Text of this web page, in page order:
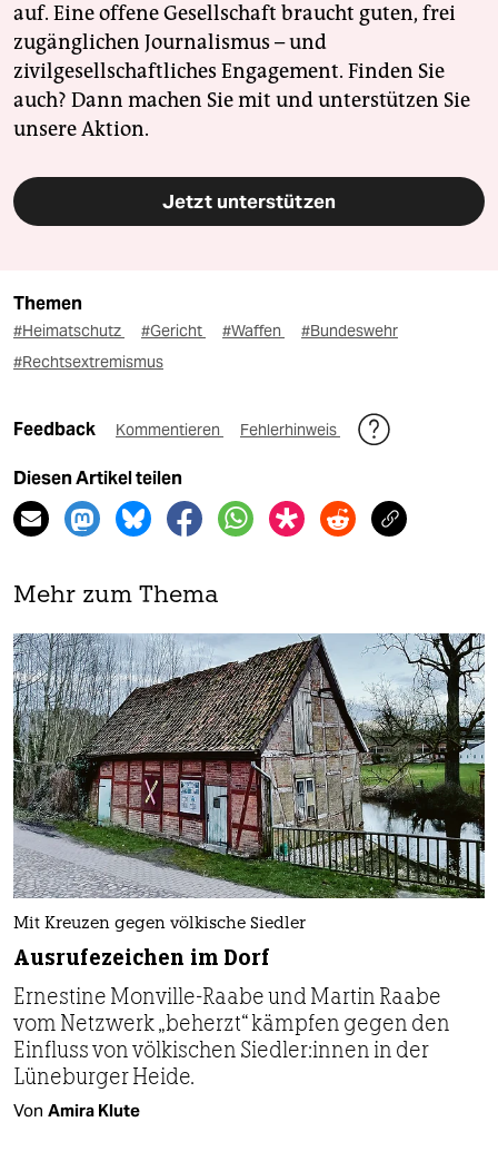
auf. Eine offene Gesellschaft braucht guten, frei
zugänglichen Journalismus – und
zivilgesellschaftliches Engagement. Finden Sie
auch? Dann machen Sie mit und unterstützen Sie
unsere Aktion.
Jetzt unterstützen
Themen
#Heimatschutz #Gericht #Waffen
#Bundeswehr
#Rechtsextremismus
Feedback Kommentieren Fehlerhinweis
Diesen Artikel teilen
Mehr zum Thema
Mit Kreuzen gegen völkische Siedler
Ausrufezeichen im Dorf
Ernestine Monville-Raabe und Martin Raabe
vom Netzwerk „beherzt“ kämpfen gegen den
Einfluss von völkischen Sied­le­r:in­nen in der
Lüneburger Heide.
Von Amira Klute